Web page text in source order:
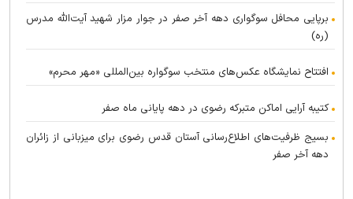
برپایی محافل سوگواری دهه آخر صفر در جوار مزار شهید آیت‌الله مدرس
(ره)
افتتاح نمایشگاه عکس‌های منتخب سوگواره بین‌المللی «مهر محرم»
کتیبه آرایی اماکن متبرکه رضوی در دهه پایانی ماه صفر
بسیج ظرفیت‌های اطلاع‌رسانی آستان قدس رضوی برای میزبانی از زائران
دهه آخر صفر